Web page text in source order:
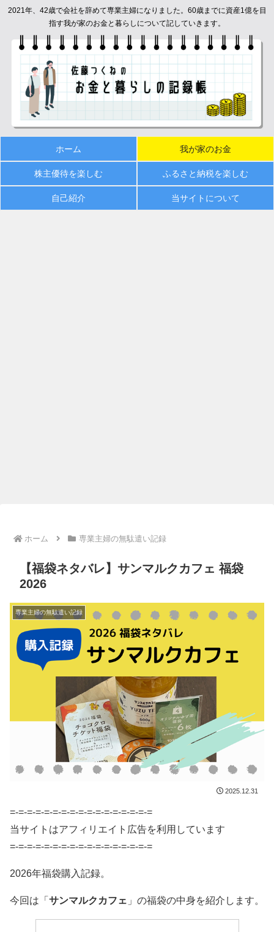
2021年、42歳で会社を辞めて専業主婦になりました。60歳までに資産1億を目
指す我が家のお金と暮らしについて記していきます。
ホーム 我が家のお金
株主優待を楽しむ ふるさと納税を楽しむ
自己紹介 当サイトについて
ホーム 専業主婦の無駄遣い記録
【福袋ネタバレ】サンマルクカフェ 福袋
2026
専業主婦の無駄遣い記録
2025.12.31
=-=-=-=-=-=-=-=-=-=-=-=-=-=-=-=-=
当サイトはアフィリエイト広告を利用しています
=-=-=-=-=-=-=-=-=-=-=-=-=-=-=-=-=
2026年福袋購入記録。
今回は「 サンマルクカフェ 」の福袋の中身を紹介します。